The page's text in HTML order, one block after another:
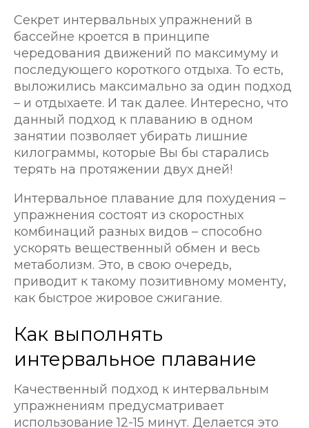
Секрет интервальных упражнений в
бассейне кроется в принципе
чередования движений по максимуму и
последующего короткого отдыха. То есть,
выложились максимально за один подход
– и отдыхаете. И так далее. Интересно, что
данный подход к плаванию в одном
занятии позволяет убирать лишние
килограммы, которые Вы бы старались
терять на протяжении двух дней!
Интервальное плавание для похудения –
упражнения состоят из скоростных
комбинаций разных видов – способно
ускорять вещественный обмен и весь
метаболизм. Это, в свою очередь,
приводит к такому позитивному моменту,
как быстрое жировое сжигание.
Как выполнять
интервальное плавание
Качественный подход к интервальным
упражнениям предусматривает
использование 12-15 минут. Делается это